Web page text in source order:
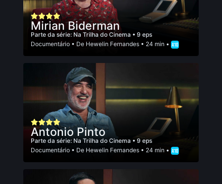
Mirian Biderman
Parte da série: Na Trilha do Cinema • 9 eps
Documentário • De Hewelin Fernandes • 24 min •
Antonio Pinto
Parte da série: Na Trilha do Cinema • 9 eps
Documentário • De Hewelin Fernandes • 24 min •